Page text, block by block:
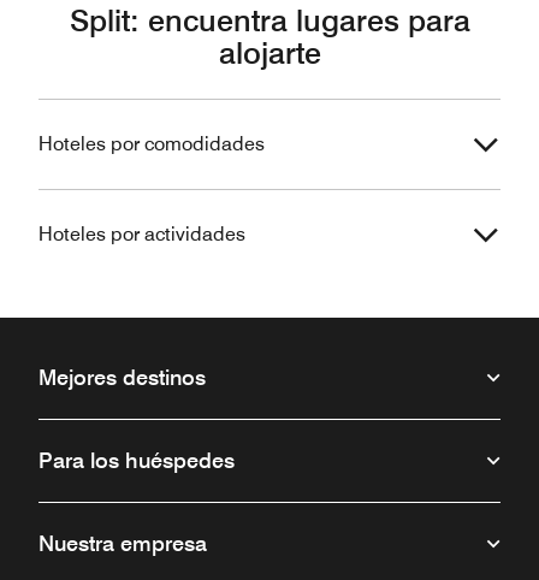
Split: encuentra lugares para
alojarte
Hoteles por comodidades
Hoteles por actividades
Mejores destinos
Para los huéspedes
Nuestra empresa